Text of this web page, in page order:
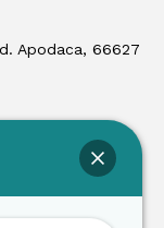
Apodaca, 66627